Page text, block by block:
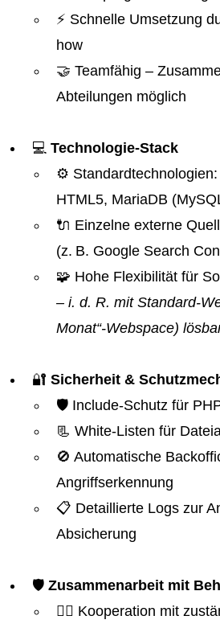
⚡ Schnelle Umsetzung
how
🤝 Teamfähig –
Abteilungen möglich
💻 Technologie-Stack
⚙️ Standardtechnologien:
HTML5, MariaDB
🔌 Einzelne externe
(z. B. Google Search
🧩 Hohe Flexibilität für
– i. d. R. mit Standard-
Monat“-Webspace)
🔐 Sicherheit &
🛡️ Include-Schutz für
📃 White-Listen für
🚫 Automatische
Angriffserkennung
📋 Detaillierte Logs zur
Absicherung
🛡️ Zusammenarbeit mit
👮‍♂️ Kooperation mit